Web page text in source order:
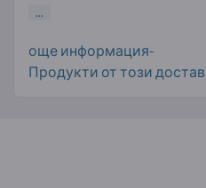
...
още информация-
Продукти от този